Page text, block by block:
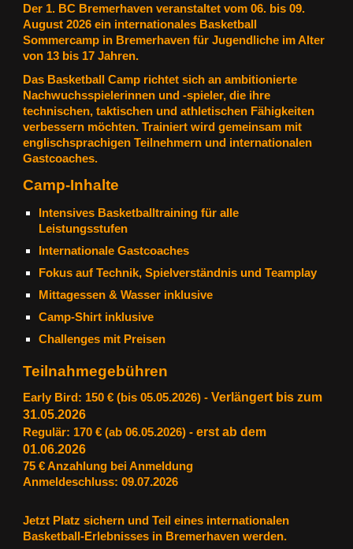
Der 1. BC Bremerhaven veranstaltet vom 06. bis 09.
August 2026 ein internationales Basketball
Sommercamp in Bremerhaven für Jugendliche im Alter
von 13 bis 17 Jahren.
Das Basketball Camp richtet sich an ambitionierte
Nachwuchsspielerinnen und -spieler, die ihre
technischen, taktischen und athletischen Fähigkeiten
verbessern möchten. Trainiert wird gemeinsam mit
englischsprachigen Teilnehmern und internationalen
Gastcoaches.
Camp-Inhalte
Intensives Basketballtraining für alle
Leistungsstufen
Internationale Gastcoaches
Fokus auf Technik, Spielverständnis und Teamplay
Mittagessen & Wasser inklusive
Camp-Shirt inklusive
Challenges mit Preisen
Teilnahmegebühren
Early Bird: 150 € (bis 05.05.2026) - Verlängert bis zum
31.05.2026
Regulär: 170 € (ab 06.05.2026) -erst ab dem
01.06.2026
75 € Anzahlung bei Anmeldung
Anmeldeschluss: 09.07.2026
Jetzt Platz sichern und Teil eines internationalen
Basketball-Erlebnisses in Bremerhaven werden.